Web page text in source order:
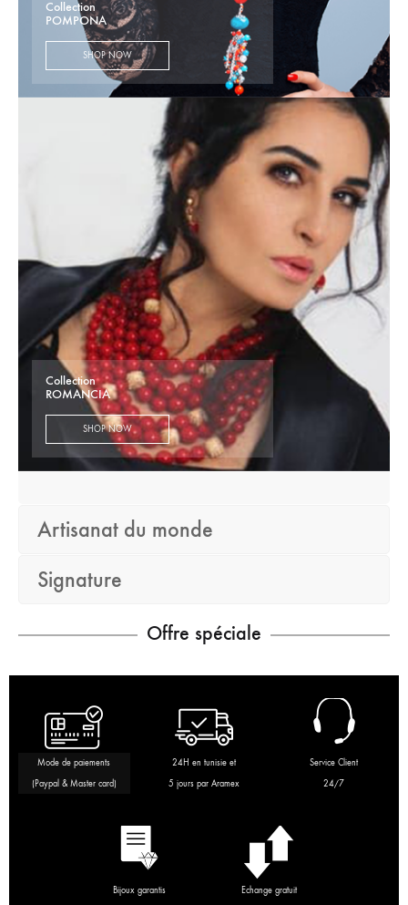
Collection
POMPONA
SHOP NOW
Collection
ROMANCIA
SHOP NOW
Artisanat du monde
Signature
Offre spéciale
Mode de paiements
(Paypal & Master card)
24H en tunisie et
5 jours par Aramex
Service Client
24/7
Bijoux garantis
Echange gratuit